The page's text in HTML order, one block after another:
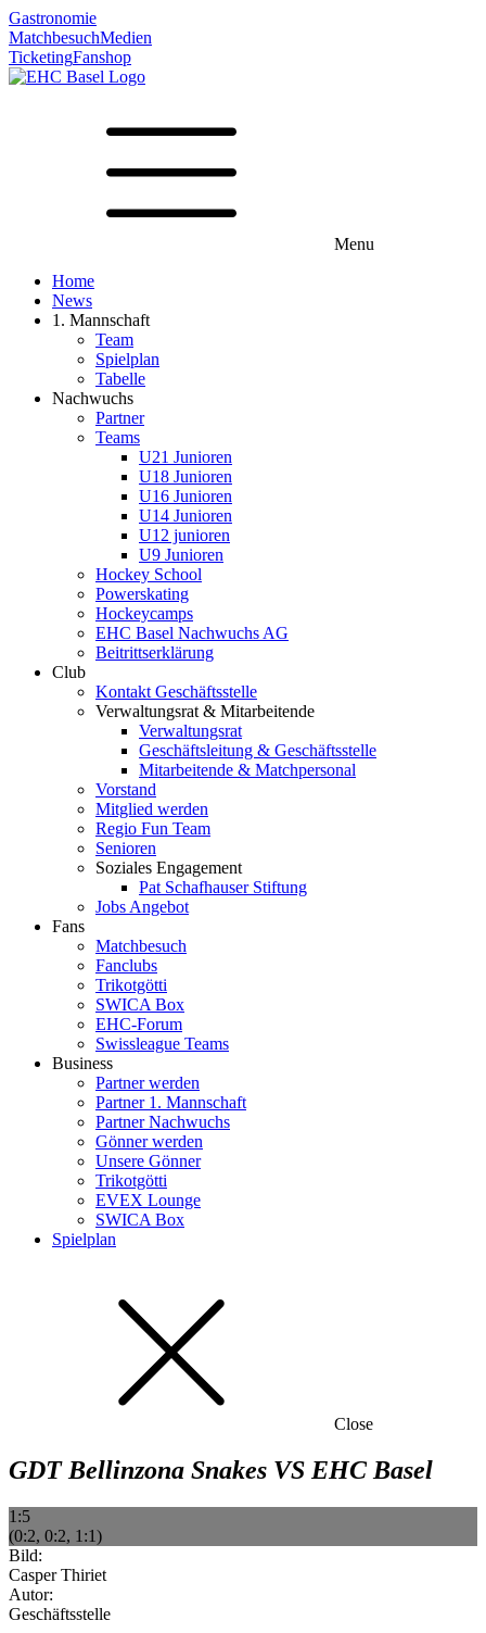
Gastronomie
MatchbesuchMedien
TicketingFanshop
Menu
Home
News
1. Mannschaft
Team
Spielplan
Tabelle
Nachwuchs
Partner
Teams
U21 Junioren
U18 Junioren
U16 Junioren
U14 Junioren
U12 junioren
U9 Junioren
Hockey School
Powerskating
Hockeycamps
EHC Basel Nachwuchs AG
Beitrittserklärung
Club
Kontakt Geschäftsstelle
Verwaltungsrat & Mitarbeitende
Verwaltungsrat
Geschäftsleitung & Geschäftsstelle
Mitarbeitende & Matchpersonal
Vorstand
Mitglied werden
Regio Fun Team
Senioren
Soziales Engagement
Pat Schafhauser Stiftung
Jobs Angebot
Fans
Matchbesuch
Fanclubs
Trikotgötti
SWICA Box
EHC-Forum
Swissleague Teams
Business
Partner werden
Partner 1. Mannschaft
Partner Nachwuchs
Gönner werden
Unsere Gönner
Trikotgötti
EVEX Lounge
SWICA Box
Spielplan
Close
GDT Bellinzona Snakes VS EHC Basel
1:5
(0:2, 0:2, 1:1)
Bild:
Casper Thiriet
Autor:
Geschäftsstelle